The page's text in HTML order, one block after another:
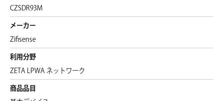
CZSDR93M
メーカー
Zifisense
利用分野
ZETA LPWA ネットワーク
商品品目